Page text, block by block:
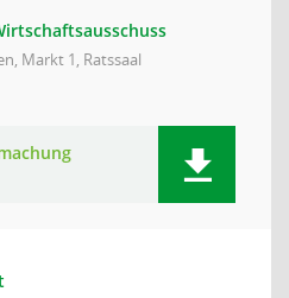
Markt 1, Ratssaal